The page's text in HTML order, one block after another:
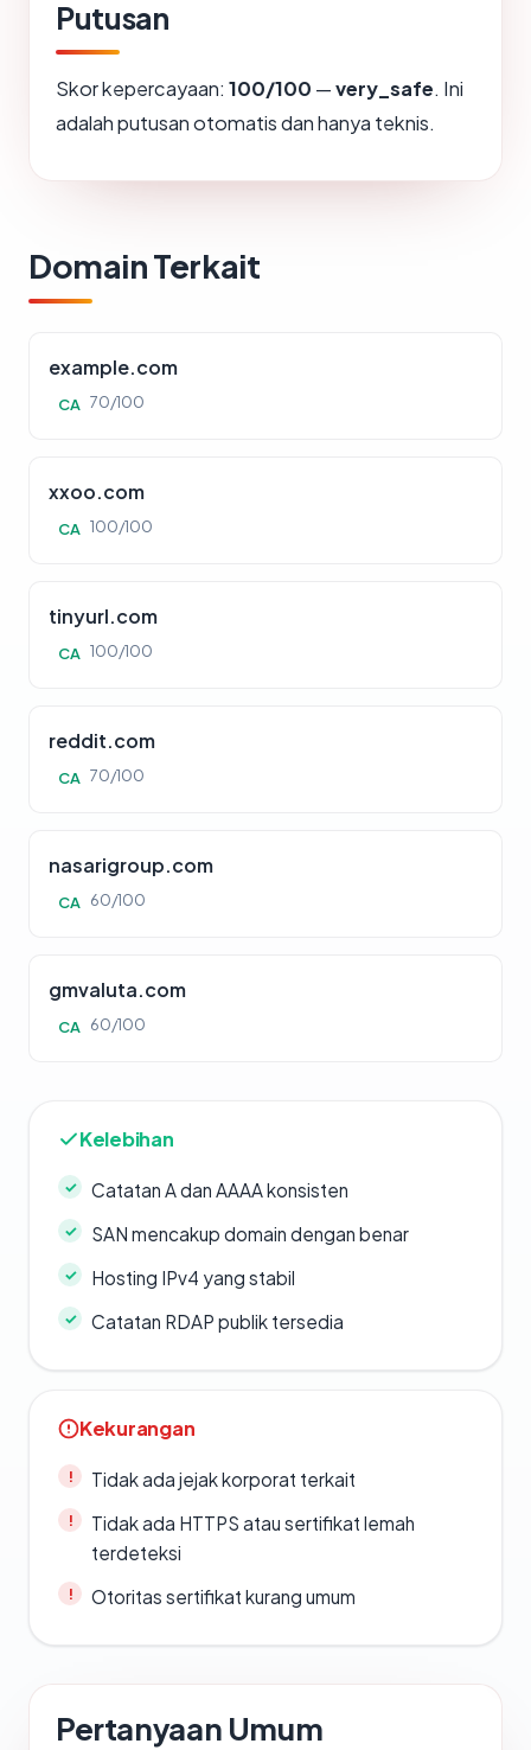
Putusan
Skor kepercayaan: 100/100 —very_safe. Ini
adalah putusan otomatis dan hanya teknis.
Domain Terkait
example.com
CA 70/100
xxoo.com
CA 100/100
tinyurl.com
CA 100/100
reddit.com
CA 70/100
nasarigroup.com
CA 60/100
gmvaluta.com
CA 60/100
Kelebihan
Catatan A dan AAAA konsisten
SAN mencakup domain dengan benar
Hosting IPv4 yang stabil
Catatan RDAP publik tersedia
Kekurangan
Tidak ada jejak korporat terkait
Tidak ada HTTPS atau sertifikat lemah
terdeteksi
Otoritas sertifikat kurang umum
Pertanyaan Umum